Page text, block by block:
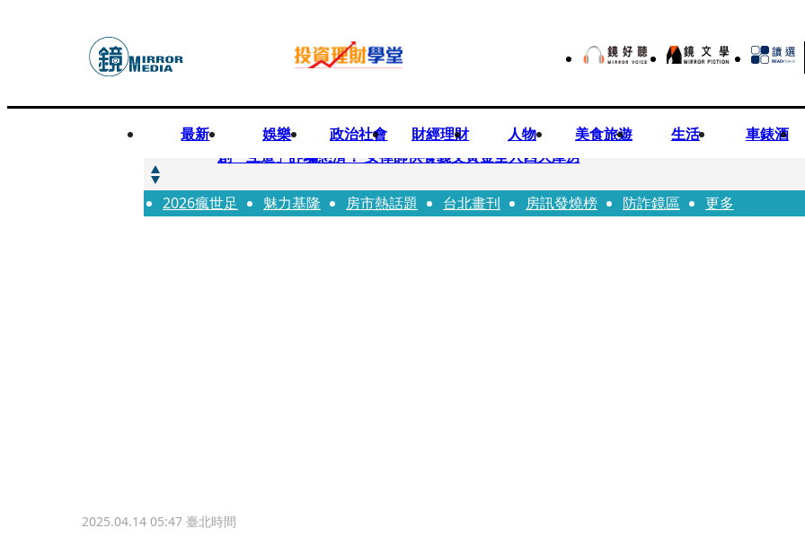
最新 娛樂 政治社會 財經理財 人物 美食旅遊 生活 車錶酒
快訊
創「互道」詐騙慈濟！ 女律師供養義父黃金全入四大庫房
快訊
前時力黨魁表態「反對刪公視預算」 盼在野三思：改凍結處理受質疑項目
2026瘋世足 魅力基隆 房市熱話題 台北畫刊 房訊發燒榜 防詐鏡區 更多
2025.04.14 05:47臺北時間